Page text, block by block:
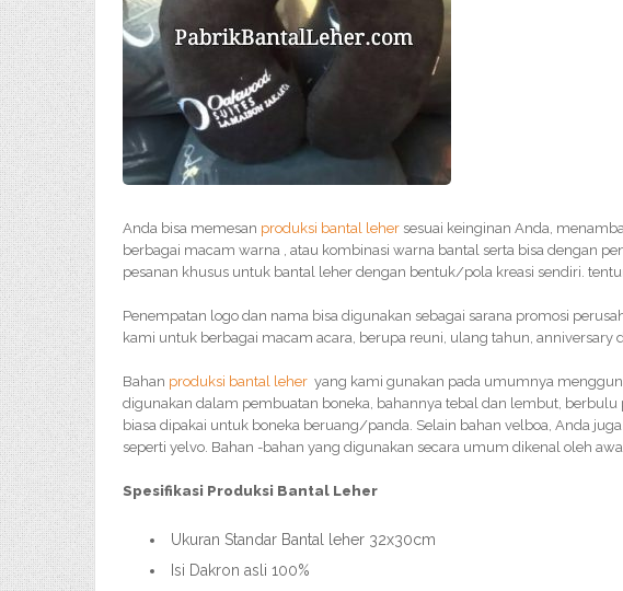
Anda bisa memesan produksi bantal leher sesuai keinginan Anda,
berbagai macam warna , atau kombinasi warna bantal serta bisa dengan
pesanan khusus untuk bantal leher dengan bentuk/pola kreasi sendiri.
Penempatan logo dan nama bisa digunakan sebagai sarana promosi
kami untuk berbagai macam acara, berupa reuni, ulang tahun, anniversary
Bahan produksi bantal leher yang kami gunakan pada umumnya
digunakan dalam pembuatan boneka, bahannya tebal dan lembut,
biasa dipakai untuk boneka beruang/panda. Selain bahan velboa, Anda
seperti yelvo. Bahan -bahan yang digunakan secara umum dikenal oleh
Spesifikasi Produksi Bantal Leher
Ukuran Standar Bantal leher 32x30cm
Isi Dakron asli 100%